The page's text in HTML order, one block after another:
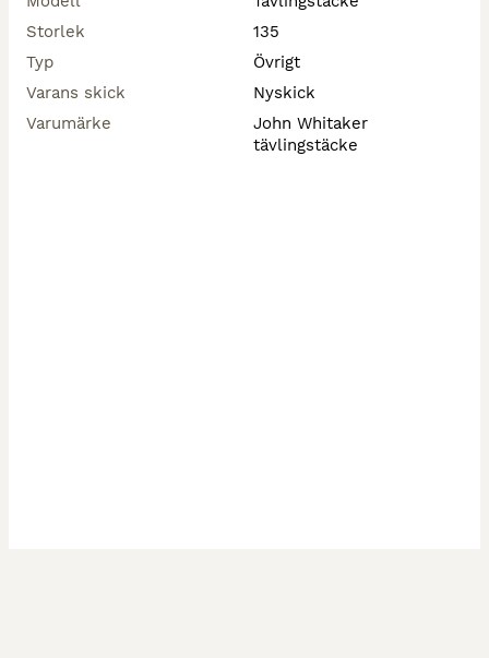
Storlek
135
Typ
Övrigt
Varans skick
Nyskick
Varumärke
John Whitaker
tävlingstäcke